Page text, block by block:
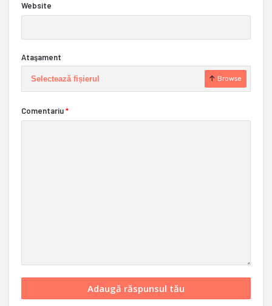
Website
Ataşament
Selectează fișierul Browse
Comentariu*